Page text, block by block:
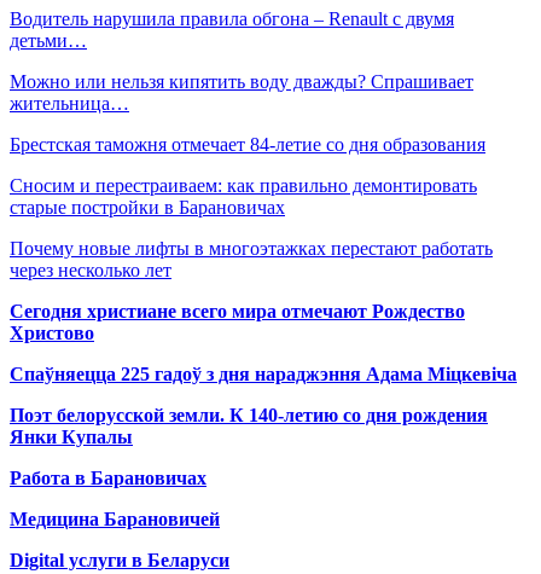
Водитель нарушила правила обгона – Renault с двумя
детьми…
Можно или нельзя кипятить воду дважды? Спрашивает
жительница…
Брестская таможня отмечает 84-летие со дня образования
Сносим и перестраиваем: как правильно демонтировать
старые постройки в Барановичах
Почему новые лифты в многоэтажках перестают работать
через несколько лет
Сегодня христиане всего мира отмечают Рождество
Христово
Спаўняецца 225 гадоў з дня нараджэння Адама Міцкевіча
Поэт белорусской земли. К 140-летию со дня рождения
Янки Купалы
Работа в Барановичах
Медицина Барановичей
Digital услуги в Беларуси